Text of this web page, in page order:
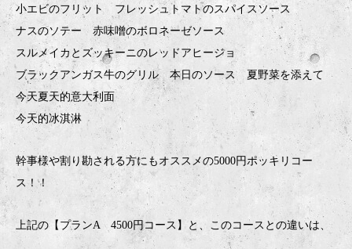
小エビのフリット フレッシュトマトのスパイスソース
ナスのソテー 赤味噌のボロネーゼソース
スルメイカとズッキーニのレッドアヒージョ
ブラックアンガス牛のグリル 本日のソース 夏野菜を添えて
今天夏天的意大利面
今天的冰淇淋
幹事様や割り勘される方にもオススメの5000円ポッキリコー
ス！！
上記の【プランA 4500円コース】と、このコースとの違いは、